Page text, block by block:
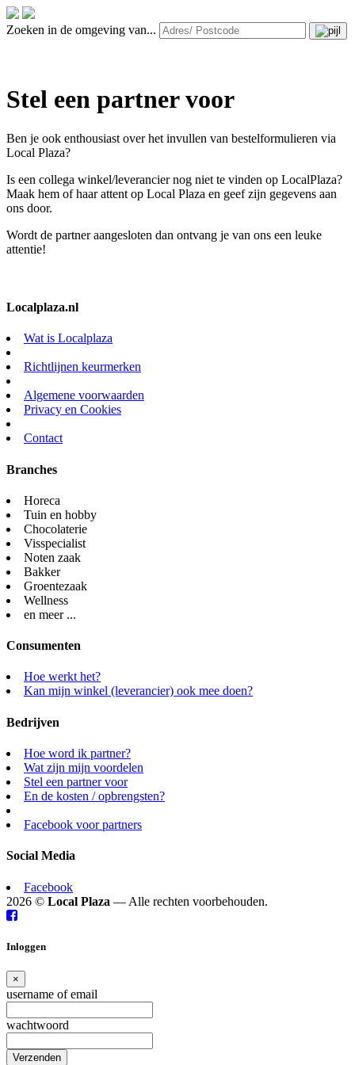
Zoeken in de omgeving van...
Stel een partner voor
Ben je ook enthousiast over het invullen van bestelformulieren via
Local Plaza?
Is een collega winkel/leverancier nog niet te vinden op LocalPlaza?
Maak hem of haar attent op Local Plaza en geef zijn gegevens aan
ons door.
Wordt de partner aangesloten dan ontvang je van ons een leuke
attentie!
Localplaza.nl
Wat is Localplaza
Richtlijnen keurmerken
Algemene voorwaarden
Privacy en Cookies
Contact
Branches
Horeca
Tuin en hobby
Chocolaterie
Visspecialist
Noten zaak
Bakker
Groentezaak
Wellness
en meer ...
Consumenten
Hoe werkt het?
Kan mijn winkel (leverancier) ook mee doen?
Bedrijven
Hoe word ik partner?
Wat zijn mijn voordelen
Stel een partner voor
En de kosten / opbrengsten?
Facebook voor partners
Social Media
Facebook
2026 © Local Plaza — Alle rechten voorbehouden.
Inloggen
×
username of email
wachtwoord
Verzenden